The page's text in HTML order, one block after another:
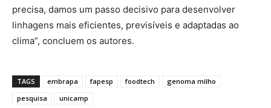
precisa, damos um passo decisivo para desenvolver
linhagens mais eficientes, previsíveis e adaptadas ao
clima”, concluem os autores.
TAGS embrapa fapesp foodtech
genoma milho
pesquisa
unicamp